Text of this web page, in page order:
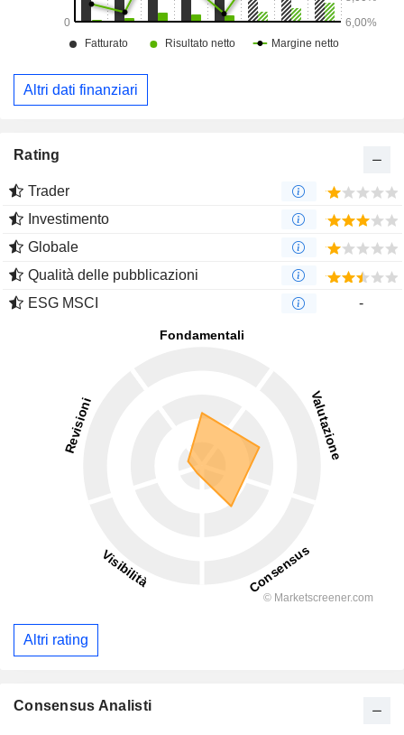
Altri dati finanziari
Rating
Trader
Investimento
Globale
Qualità delle pubblicazioni
ESG MSCI
-
Altri rating
Consensus Analisti